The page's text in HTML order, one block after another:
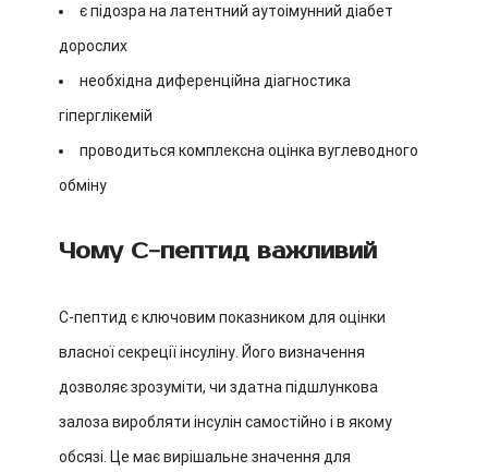
є підозра на латентний аутоімунний діабет
дорослих
необхідна диференційна діагностика
гіперглікемій
проводиться комплексна оцінка вуглеводного
обміну
Чому С-пептид важливий
С-пептид є ключовим показником для оцінки
власної секреції інсуліну. Його визначення
дозволяє зрозуміти, чи здатна підшлункова
залоза виробляти інсулін самостійно і в якому
обсязі. Це має вирішальне значення для